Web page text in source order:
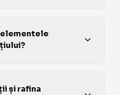
și rafina